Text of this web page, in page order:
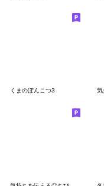
くまのぽんこつ3